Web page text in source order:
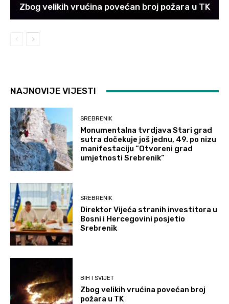
Zbog velikih vrućina povećan broj požara u TK
NAJNOVIJE VIJESTI
SREBRENIK
Monumentalna tvrdjava Stari grad
sutra dočekuje još jednu, 49. po nizu
manifestaciju “Otvoreni grad
umjetnosti Srebrenik”
SREBRENIK
Direktor Vijeća stranih investitora u
Bosni i Hercegovini posjetio
Srebrenik
BIH I SVIJET
Zbog velikih vrućina povećan broj
požara u TK